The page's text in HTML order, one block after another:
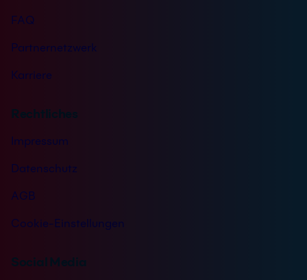
FAQ
Partnernetzwerk
Karriere
Rechtliches
Impressum
Datenschutz
AGB
Cookie-Einstellungen
Social Media